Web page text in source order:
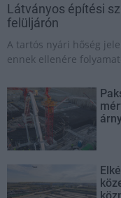
Látványos építési
felüljárón
A tartós nyári hőség
ennek ellenére